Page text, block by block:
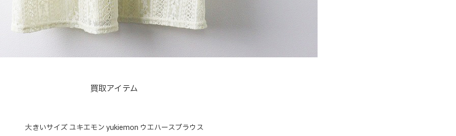
買取アイテム
大きいサイズ ユキエモン yukiemon ウエハースブラウス